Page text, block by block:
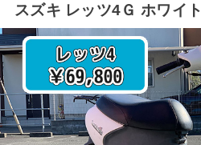
スズキ レッツ4Ｇ ホワイト